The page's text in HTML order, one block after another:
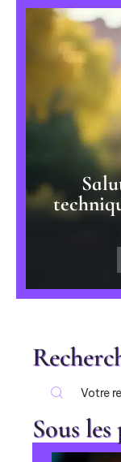
Sous